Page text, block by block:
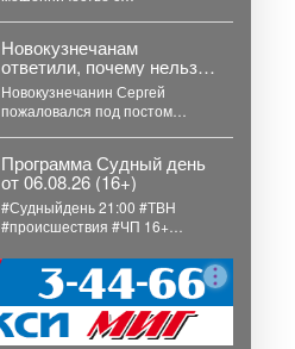
в Осинниках, сообщает
объединённый пресс-
центр судов Кемеровской
области.
организованной группы и...
Новокузнечанам
ответили, почему нельзя
заняться спортом на
площадке лицея
Новокузнечанин Сергей
пожаловался под постом
оборудованных...
Программа Судный день
от 06.08.26 (16+)
#Судныйдень 21:00 #ТВН
#происшествия #ЧП 16+
день": 🚨 Профилактическое...